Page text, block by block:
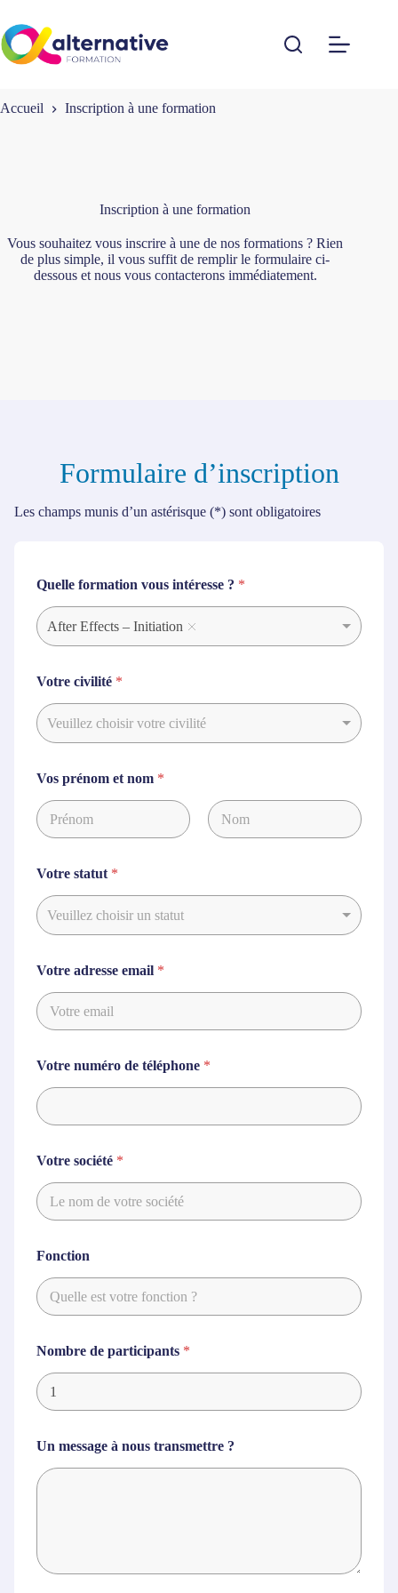
contenu
Accueil Inscription à une formation
Inscription à une formation
Vous souhaitez vous inscrire à une de nos formations ? Rien
de plus simple, il vous suffit de remplir le formulaire ci-
dessous et nous vous contacterons immédiatement.
Formulaire d’inscription
Les champs munis d’un astérisque (*) sont obligatoires
Quelle formation vous intéresse ? *
After Effects – Initiation
Votre civilité *
Veuillez choisir votre civilité
Vos prénom et nom *
Votre statut *
Veuillez choisir un statut
Votre adresse email *
Votre numéro de téléphone *
Votre société *
Fonction
Nombre de participants *
Un message à nous transmettre ?